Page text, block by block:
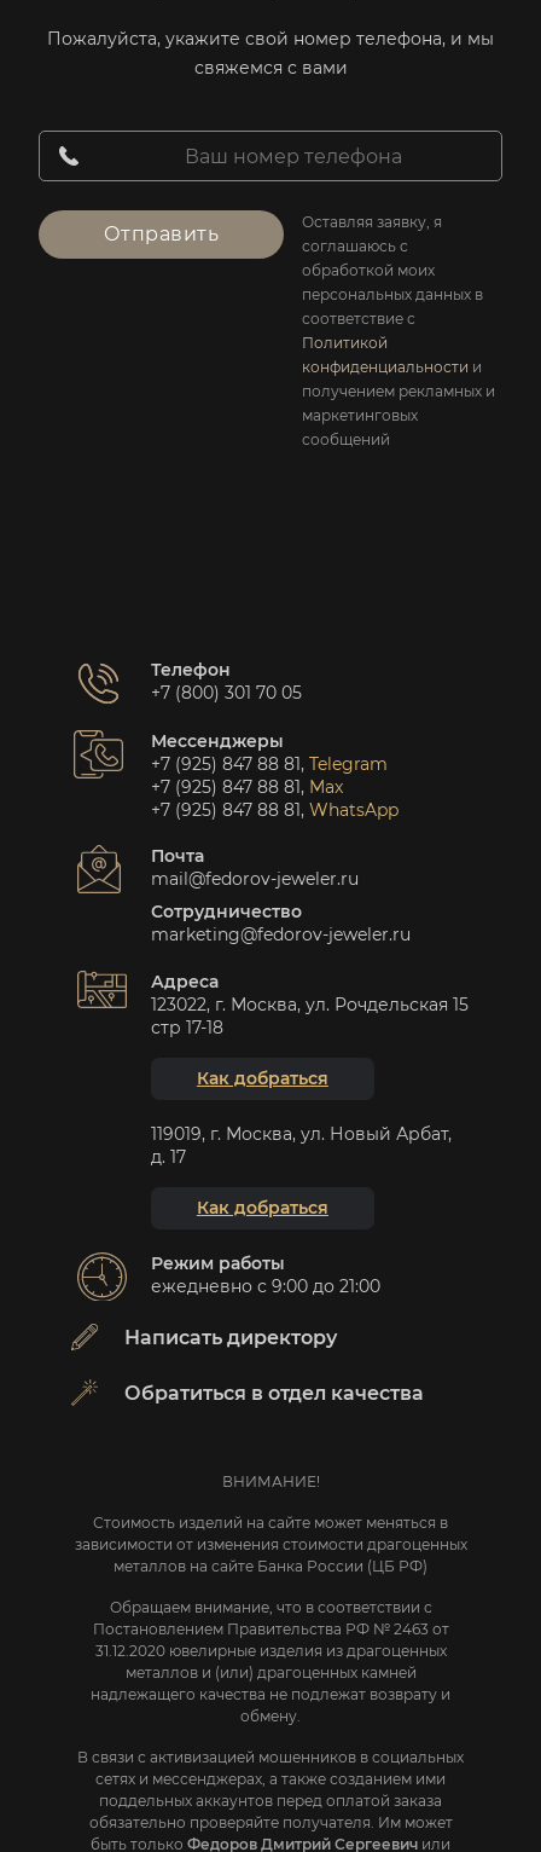
Пожалуйста, укажите свой номер телефона, и мы
свяжемся с вами
Отправить
Оставляя заявку, я
соглашаюсь с
обработкой моих
персональных данных в
соответствие с
Политикой
конфиденциальности и
получением рекламных и
маркетинговых
сообщений
Телефон
+7 (800) 301 70 05
Мессенджеры
+7 (925) 847 88 81, Telegram
+7 (925) 847 88 81, Max
+7 (925) 847 88 81, WhatsApp
Почта
mail@fedorov-jeweler.ru
Сотрудничество
marketing@fedorov-jeweler.ru
Адреса
123022, г. Москва, ул. Рочдельская 15
стр 17-18
Как добраться
119019, г. Москва, ул. Новый Арбат,
д. 17
Как добраться
Режим работы
ежедневно с 9:00 до 21:00
Написать директору
Обратиться в отдел качества
ВНИМАНИЕ!
Стоимость изделий на сайте может меняться в
зависимости от изменения стоимости драгоценных
металлов на сайте Банка России (ЦБ РФ)
Обращаем внимание, что в соответствии с
Постановлением Правительства РФ № 2463 от
31.12.2020 ювелирные изделия из драгоценных
металлов и (или) драгоценных камней
надлежащего качества не подлежат возврату и
обмену.
В связи с активизацией мошенников в социальных
сетях и мессенджерах, а также созданием ими
поддельных аккаунтов перед оплатой заказа
обязательно проверяйте получателя. Им может
быть только Федоров Дмитрий Сергеевич или